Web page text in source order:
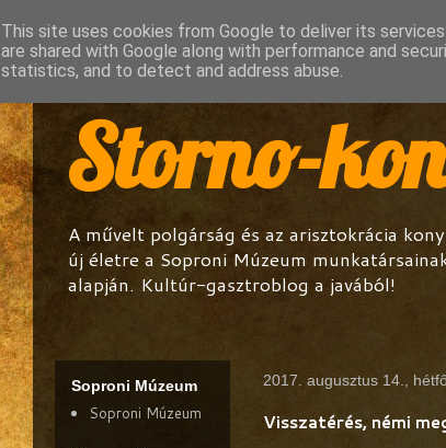
Storno-
A művelt polgárság és az arisztokrácia
új életre a Soproni Múzeum
alapján. Kultúr-gasztroblog a javából!
2017. augusztus 14.,
Visszatérés, némi
Soproni Múzeum
Soproni Múzeum
This site uses cookies from Google to deliver its
are shared with Google along with performance and
statistics, and to detect and address abuse.